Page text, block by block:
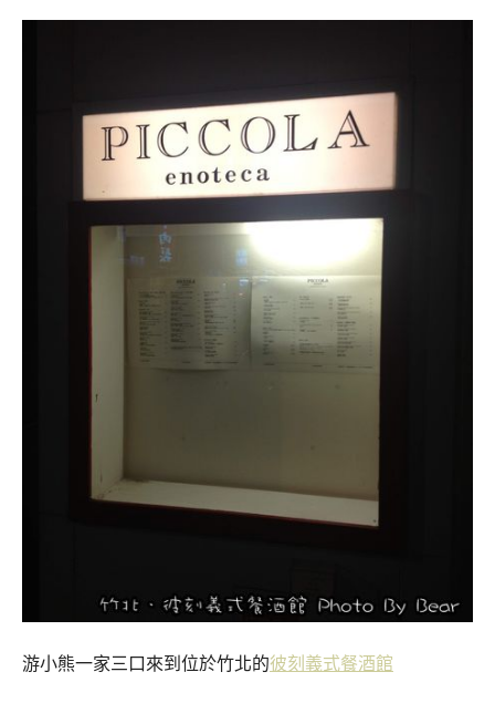
游小熊一家三口來到位於竹北的彼刻義式餐酒館